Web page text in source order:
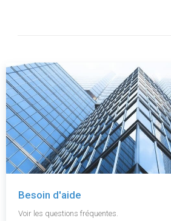
Besoin d'aide
Voir les questions fréquentes.